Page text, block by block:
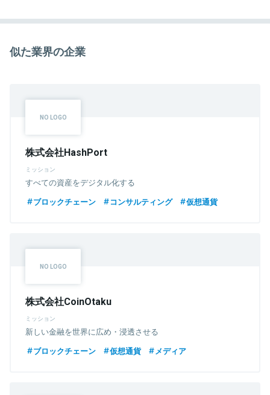
似た業界の企業
株式会社HashPort
ミッション
すべての資産をデジタル化する
ブロックチェーン
コンサルティング 仮想通貨
株式会社CoinOtaku
ミッション
新しい金融を世界に広め・浸透させる
ブロックチェーン
仮想通貨 メディア